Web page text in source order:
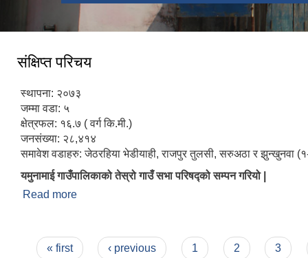
संक्षिप्त परिचय
स्थापना: २०७३
जम्मा वडा: ५
क्षेत्रफल: १६.७ ( वर्ग कि.मी.)
जनसंख्या: २८,४१४
समावेश वडाहरु: जेठरहिया भेडीयाही, राजपुर तुलसी, सरुअठा र झुन्खुनवा
यमुनामाई गाउँपालिकाको तेस्रो गाउँ सभा परिषद्को सम्पन गरियो |
Read more
Pages
« first ‹ previous 1 2 3